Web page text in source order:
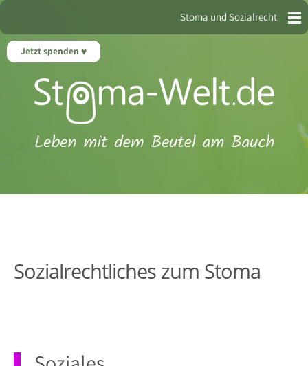
Jetzt spenden
Stoma und Sozialrecht
Sozialrechtliches zum Stoma